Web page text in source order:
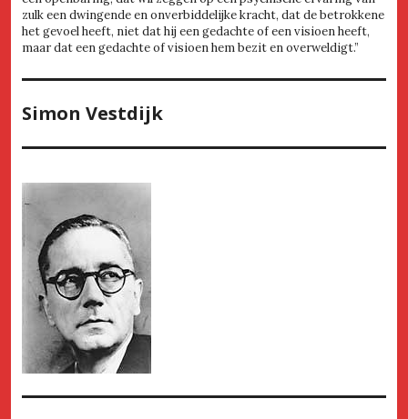
zulk een dwingende en onverbiddelijke kracht, dat de betrokkene
het gevoel heeft, niet dat hij een gedachte of een visioen heeft,
maar dat een gedachte of visioen hem bezit en overweldigt.”
Simon Vestdijk